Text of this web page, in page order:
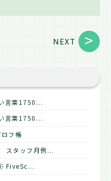
NEXT
言葉1750...
言葉1750...
フ帳
スタッフ月例...
FiveSc...